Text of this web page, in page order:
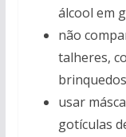
álcool em
não
talheres,
usar
gotículas